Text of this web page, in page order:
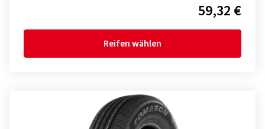
59,32 €
Reifen wählen